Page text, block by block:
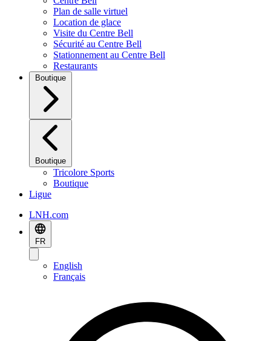
Plan de salle virtuel
Location de glace
Visite du Centre Bell
Sécurité au Centre Bell
Stationnement au Centre Bell
Restaurants
Boutique
Boutique
Tricolore Sports
Boutique
Ligue
LNH.com
FR
English
Français